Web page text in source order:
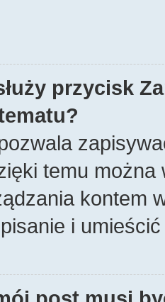
przycisk
temu
kontem
i